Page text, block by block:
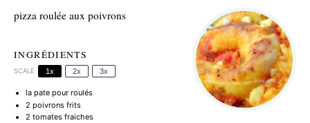
pizza roulée aux poivrons
INGRÉDIENTS
SCALE 1x 2x 3x
la pate pour roulés
2 poivrons frits
2 tomates fraiches